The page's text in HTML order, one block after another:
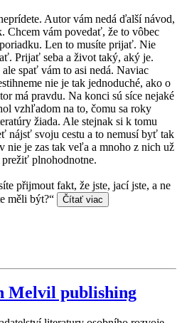
Autor vám nedá ďalší návod,
Chcem vám povedať, že to vôbec
Len to musíte prijať. Nie
Prijať seba a život taký, aký je.
spať vám to asi nedá. Naviac
nie je tak jednoduché, ako o
má pravdu. Na konci sú síce nejaké
vzhľadom na to, čomu sa roky
žiada. Ale stejnak si k tomu
nájsť svoju cestu a to nemusí byť tak
nie je zas tak veľa a mnoho z nich už
prežiť plnohodnotne.
přijmout fakt, že jste, jací jste, a ne
měli být?“
Čítať viac
Melvil publishing